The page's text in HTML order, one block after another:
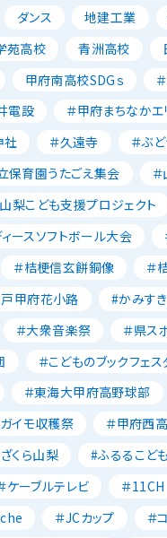
ダンス 地建工業
苑高校 青洲高校
甲府南高校SDGｓ
電設 ＃甲府まちなかエ
社 ＃久遠寺 ＃ぶ
保育園うたごえ集会
梨こども支援プロジェクト
ースソフトボール大会
＃桔梗信玄餅銅像 ＃
甲府花小路 #かみす
＃大衆音楽祭 ＃県ス
＃こどものブックフェス
＃東海大甲府高野球部
ガイモ収穫祭 ＃甲府西高
くら山梨 #ふるるこど
ケーブルテレビ ＃11CH
＃JCカップ ＃